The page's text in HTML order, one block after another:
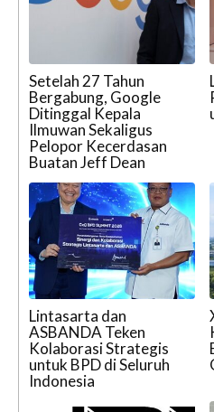
Setelah 27 Tahun
Bergabung, Google
Ditinggal Kepala
Ilmuwan Sekaligus
Pelopor Kecerdasan
Buatan Jeff Dean
Lintasarta dan
ASBANDA Teken
Kolaborasi Strategis
untuk BPD di Seluruh
Indonesia